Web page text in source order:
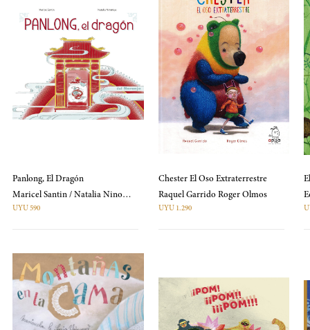
Panlong, El Dragón
Maricel Santin / Natalia Ninomiya
UYU 590
Chester El Oso Extraterrestre
Raquel Garrido Roger Olmos
UYU 1.290